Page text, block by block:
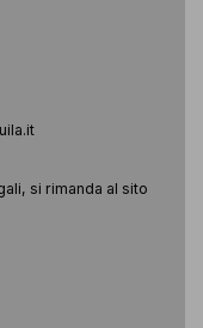
si rimanda al sito